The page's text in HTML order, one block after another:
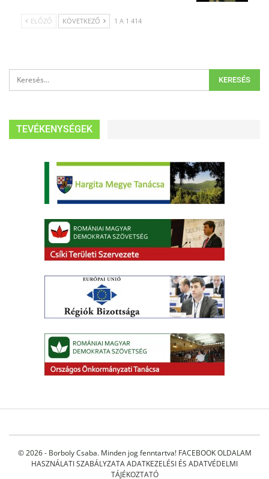
ELŐZŐ KÖVETKEZŐ 1 A 1 414
TEVÉKENYSÉGEK
© 2026 - Borboly Csaba. Minden jog fenntartva! FACEBOOK OLDALAM
HASZNÁLATI SZABÁLYZATAADATKEZELÉSI ÉS ADATVÉDELMI
TÁJÉKOZTATÓ